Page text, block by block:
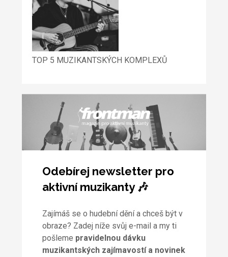
TOP 5 MUZIKANTSKÝCH KOMPLEXŮ
Odebírej newsletter pro
aktivní muzikanty 🎶
Zajímáš se o hudební dění a chceš být v
obraze? Zadej níže svůj e-mail a my ti
pošleme pravidelnou dávku
muzikantských zajímavostí a novinek